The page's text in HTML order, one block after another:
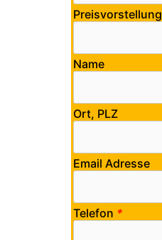
Preisvorstellung
Name
Ort, PLZ
Email Adresse
Telefon *